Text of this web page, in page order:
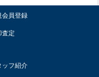
会員登録
査定
ッフ紹介